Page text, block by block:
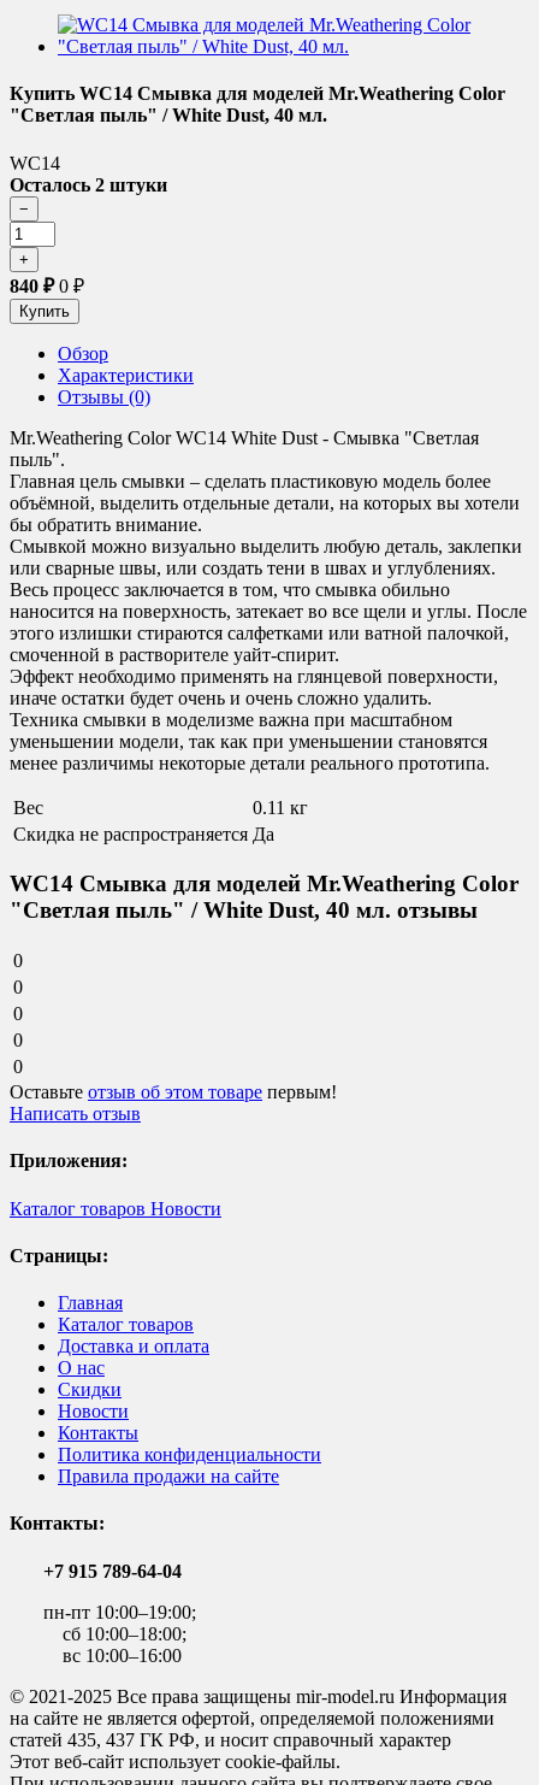
Купить WC14 Смывка для моделей Mr.Weathering Color
"Светлая пыль" / White Dust, 40 мл.
WC14
Осталось 2 штуки
840 ₽0 ₽
Обзор
Характеристики
Отзывы (0)
Mr.Weathering Color WC14 White Dust - Смывка "Светлая
пыль".
Главная цель смывки – сделать пластиковую модель более
объёмной, выделить отдельные детали, на которых вы хотели
бы обратить внимание.
Смывкой можно визуально выделить любую деталь, заклепки
или сварные швы, или создать тени в швах и углублениях.
Весь процесс заключается в том, что смывка обильно
наносится на поверхность, затекает во все щели и углы. После
этого излишки стираются салфетками или ватной палочкой,
смоченной в растворителе уайт-спирит.
Эффект необходимо применять на глянцевой поверхности,
иначе остатки будет очень и очень сложно удалить.
Техника смывки в моделизме важна при масштабном
уменьшении модели, так как при уменьшении становятся
менее различимы некоторые детали реального прототипа.
Вес
0.11 кг
Скидка не распространяется Да
WC14 Смывка для моделей Mr.Weathering Color
"Светлая пыль" / White Dust, 40 мл. отзывы
0
0
0
0
0
Оставьте отзыв об этом товаре первым!
Написать отзыв
Приложения:
Каталог товаров Новости
Страницы:
Главная
Каталог товаров
Доставка и оплата
О нас
Скидки
Новости
Контакты
Политика конфиденциальности
Правила продажи на сайте
Контакты:
+7 915 789-64-04
пн-пт 10:00–19:00;
сб 10:00–18:00;
вс 10:00–16:00
© 2021-2025 Все права защищены mir-model.ru Информация
на сайте не является офертой, определяемой положениями
статей 435, 437 ГК РФ, и носит справочный характер
Этот веб-сайт использует cookie-файлы.